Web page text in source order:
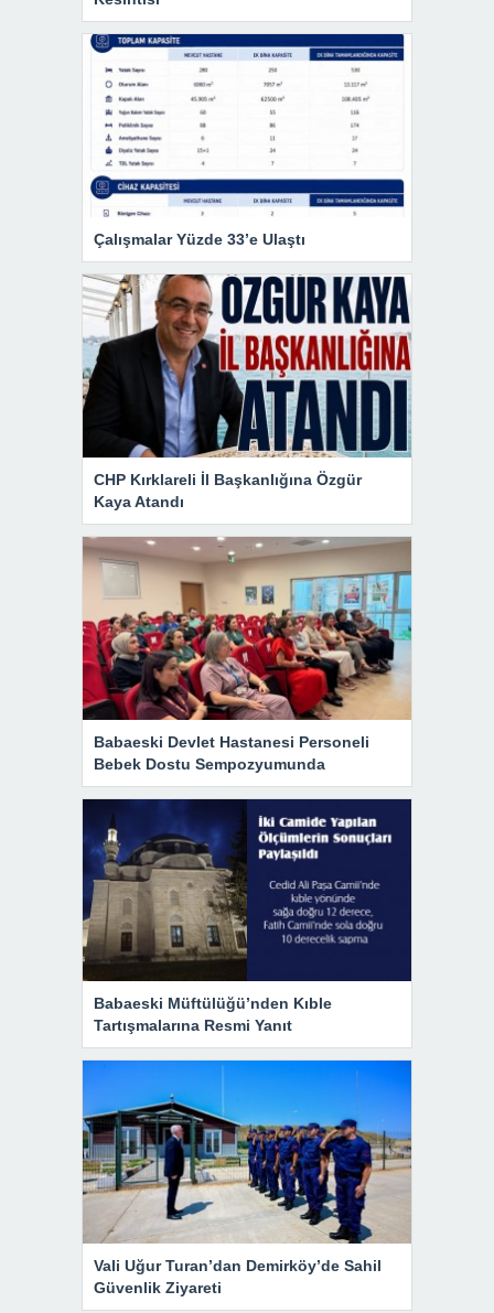
Çalışmalar Yüzde 33’e Ulaştı
CHP Kırklareli İl Başkanlığına Özgür
Kaya Atandı
Babaeski Devlet Hastanesi Personeli
Bebek Dostu Sempozyumunda
Babaeski Müftülüğü’nden Kıble
Tartışmalarına Resmi Yanıt
Vali Uğur Turan’dan Demirköy’de Sahil
Güvenlik Ziyareti